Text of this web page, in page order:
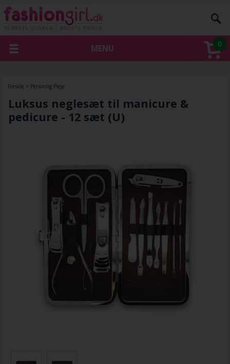
0
MENU
Forside » Personlig Pleje
Luksus neglesæt til manicure &
pedicure - 12 sæt (U)